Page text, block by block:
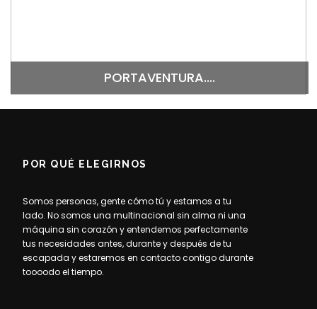
PORTAVENTURA....
POR QUÉ ELEGIRNOS
Somos personas, gente cómo tú y estamos a tu
lado. No somos una multinacional sin alma ni una
máquina sin corazón y entendemos perfectamente
tus necesidades antes, durante y después de tu
escapada y estaremos en contacto contigo durante
toooodo el tiempo.